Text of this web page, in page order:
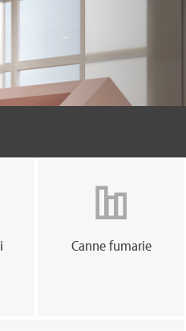
Canne fumarie